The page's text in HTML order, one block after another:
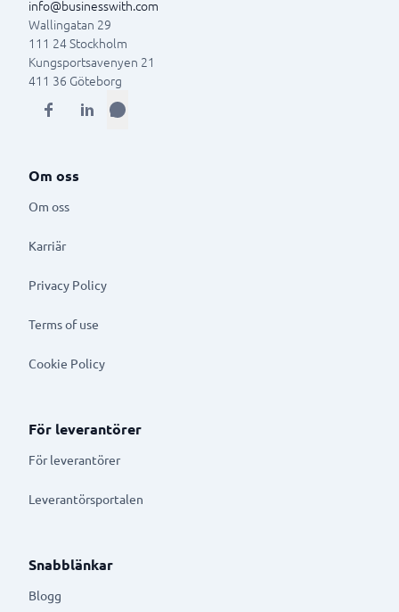
info@businesswith.com
Wallingatan 29
111 24Stockholm
Kungsportsavenyen 21
411 36 Göteborg
Om oss
Om oss
Karriär
Privacy Policy
Terms of use
Cookie Policy
För leverantörer
För leverantörer
Leverantörsportalen
Snabblänkar
Blogg